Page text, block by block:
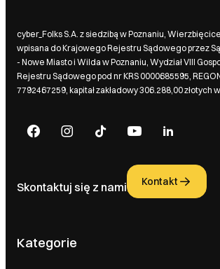
cyber_Folks S.A. z siedzibą w Poznaniu,
wpisana do Krajowego Rejestru Sądowego przez
- Nowe Miasto i Wilda w Poznaniu, Wydział VIII
Rejestru Sądowego pod nr KRS 0000685595,
7792467259, kapitał zakładowy 306.288,00 złotych
Skontaktuj się z nami Kontakt
Kategorie